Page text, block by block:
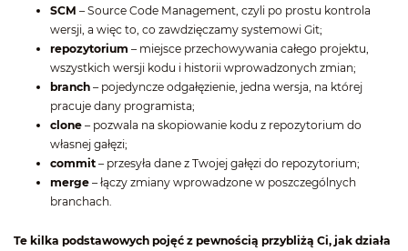
SCM – Source Code Management, czyli po prostu kontrola
wersji, a więc to, co zawdzięczamy systemowi Git;
repozytorium – miejsce przechowywania całego projektu,
wszystkich wersji kodu i historii wprowadzonych zmian;
branch – pojedyncze odgałęzienie, jedna wersja, na której
pracuje dany programista;
clone – pozwala na skopiowanie kodu z repozytorium do
własnej gałęzi;
commit – przesyła dane z Twojej gałęzi do repozytorium;
merge – łączy zmiany wprowadzone w poszczególnych
branchach.
Te kilka podstawowych pojęć z pewnością przybliżą Ci, jak działa